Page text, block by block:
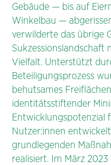
Gebäude — bis auf
Winkelbau —
verwilderte das übrige
Vielfalt. Unterstützt
Beteiligungsprozess
behutsa­mes
identitätsstiftender
Entwicklungspotenzial
Nutzer:innen
grundlegen­den
realisiert. Im März